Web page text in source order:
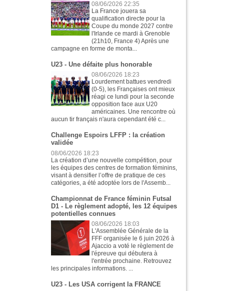
08/06/2026 22:35
La France jouera sa
qualification directe pour la
Coupe du monde 2027 contre
l'Irlande ce mardi à Grenoble
(21h10, France 4) Après une
campagne en forme de monta...
U23 - Une défaite plus honorable
08/06/2026 18:23
Lourdement battues vendredi
(0-5), les Françaises ont mieux
réagi ce lundi pour la seconde
opposition face aux U20
américaines. Une rencontre où
aucun tir français n'aura cependant été c...
Challenge Espoirs LFFP : la création
validée
08/06/2026 18:23
La création d’une nouvelle compétition, pour
les équipes des centres de formation féminins,
visant à densifier l’offre de pratique de ces
catégories, a été adoptée lors de l'Assemb...
Championnat de France féminin Futsal
D1 - Le règlement adopté, les 12 équipes
potentielles connues
08/06/2026 18:03
L'Assemblée Générale de la
FFF organisée le 6 juin 2026 à
Ajaccio a voté le règlement de
l'épreuve qui débutera à
l'entrée prochaine. Retrouvez
les principales informations. ...
U23 - Les USA corrigent la FRANCE